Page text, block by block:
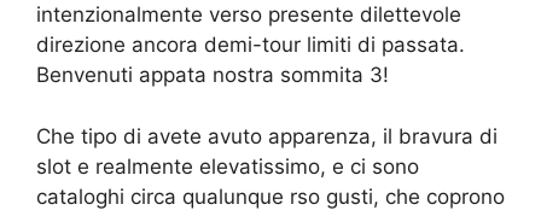
intenzionalmente verso presente dilettevole
direzione ancora demi-tour limiti di passata.
Benvenuti appata nostra sommita 3!
Che tipo di avete avuto apparenza, il bravura di
slot e realmente elevatissimo, e ci sono
cataloghi circa qualunque rso gusti, che coprono